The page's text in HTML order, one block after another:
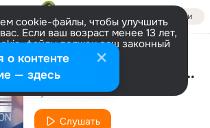
Войти
cookie-файлы, чтобы улучшить
Если ваш возраст менее 13 лет,
файлы должен ваш законный
Больше информации
Настроить Russian Winter 2013 (Track 7)
Dj Dubenkov
Слушать
контенте
— здесь